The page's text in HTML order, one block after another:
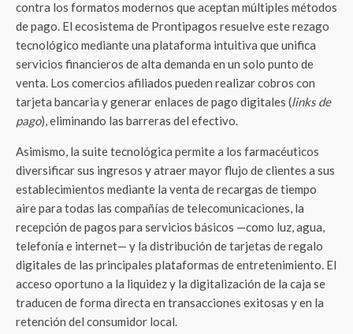
contra los formatos modernos que aceptan múltiples métodos
de pago. El ecosistema de Prontipagos resuelve este rezago
tecnológico mediante una plataforma intuitiva que unifica
servicios financieros de alta demanda en un solo punto de
venta. Los comercios afiliados pueden realizar cobros con
tarjeta bancaria y generar enlaces de pago digitales (links de
pago), eliminando las barreras del efectivo.
Asimismo, la suite tecnológica permite a los farmacéuticos
diversificar sus ingresos y atraer mayor flujo de clientes a sus
establecimientos mediante la venta de recargas de tiempo
aire para todas las compañías de telecomunicaciones, la
recepción de pagos para servicios básicos —como luz, agua,
telefonía e internet— y la distribución de tarjetas de regalo
digitales de las principales plataformas de entretenimiento. El
acceso oportuno a la liquidez y la digitalización de la caja se
traducen de forma directa en transacciones exitosas y en la
retención del consumidor local.